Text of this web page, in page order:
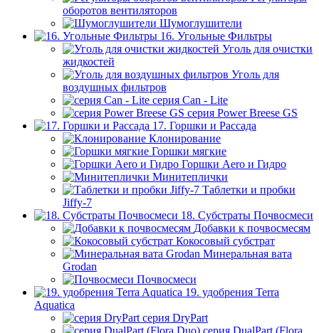
оборотов вентиляторов
Шумоглушители
16. Угольные Фильтры
Уголь для очистки
жидкостей
Уголь для
воздушных фильтров
серия Can - Lite
серия Power Breese GS
17. Горшки и Рассада
Клонирование
Горшки мягкие
Горшки Aero и Гидро
Минитеплички
Таблетки и пробки
Jiffy-7
18. Субстраты Почвосмеси
Добавки к почвосмесям
Кокосовый субстрат
Минеральная вата
Grodan
Почвосмеси
19. удобрения Terra
Aquatica
серия DryPart
серия DualPart (Flora